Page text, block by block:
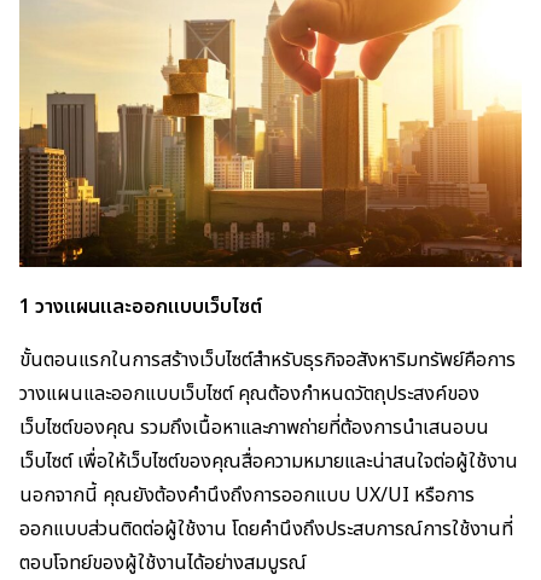
1 วางแผนและออกแบบเว็บไซต์
ขั้นตอนแรกในการสร้างเว็บไซต์สำหรับธุรกิจอสังหาริมทรัพย์คือการ
วางแผนและออกแบบเว็บไซต์ คุณต้องกำหนดวัตถุประสงค์ของ
เว็บไซต์ของคุณ รวมถึงเนื้อหาและภาพถ่ายที่ต้องการนำเสนอบน
เว็บไซต์ เพื่อให้เว็บไซต์ของคุณสื่อความหมายและน่าสนใจต่อผู้ใช้งาน
นอกจากนี้ คุณยังต้องคำนึงถึงการออกแบบ UX/UI หรือการ
ออกแบบส่วนติดต่อผู้ใช้งาน โดยคำนึงถึงประสบการณ์การใช้งานที่
ตอบโจทย์ของผู้ใช้งานได้อย่างสมบูรณ์